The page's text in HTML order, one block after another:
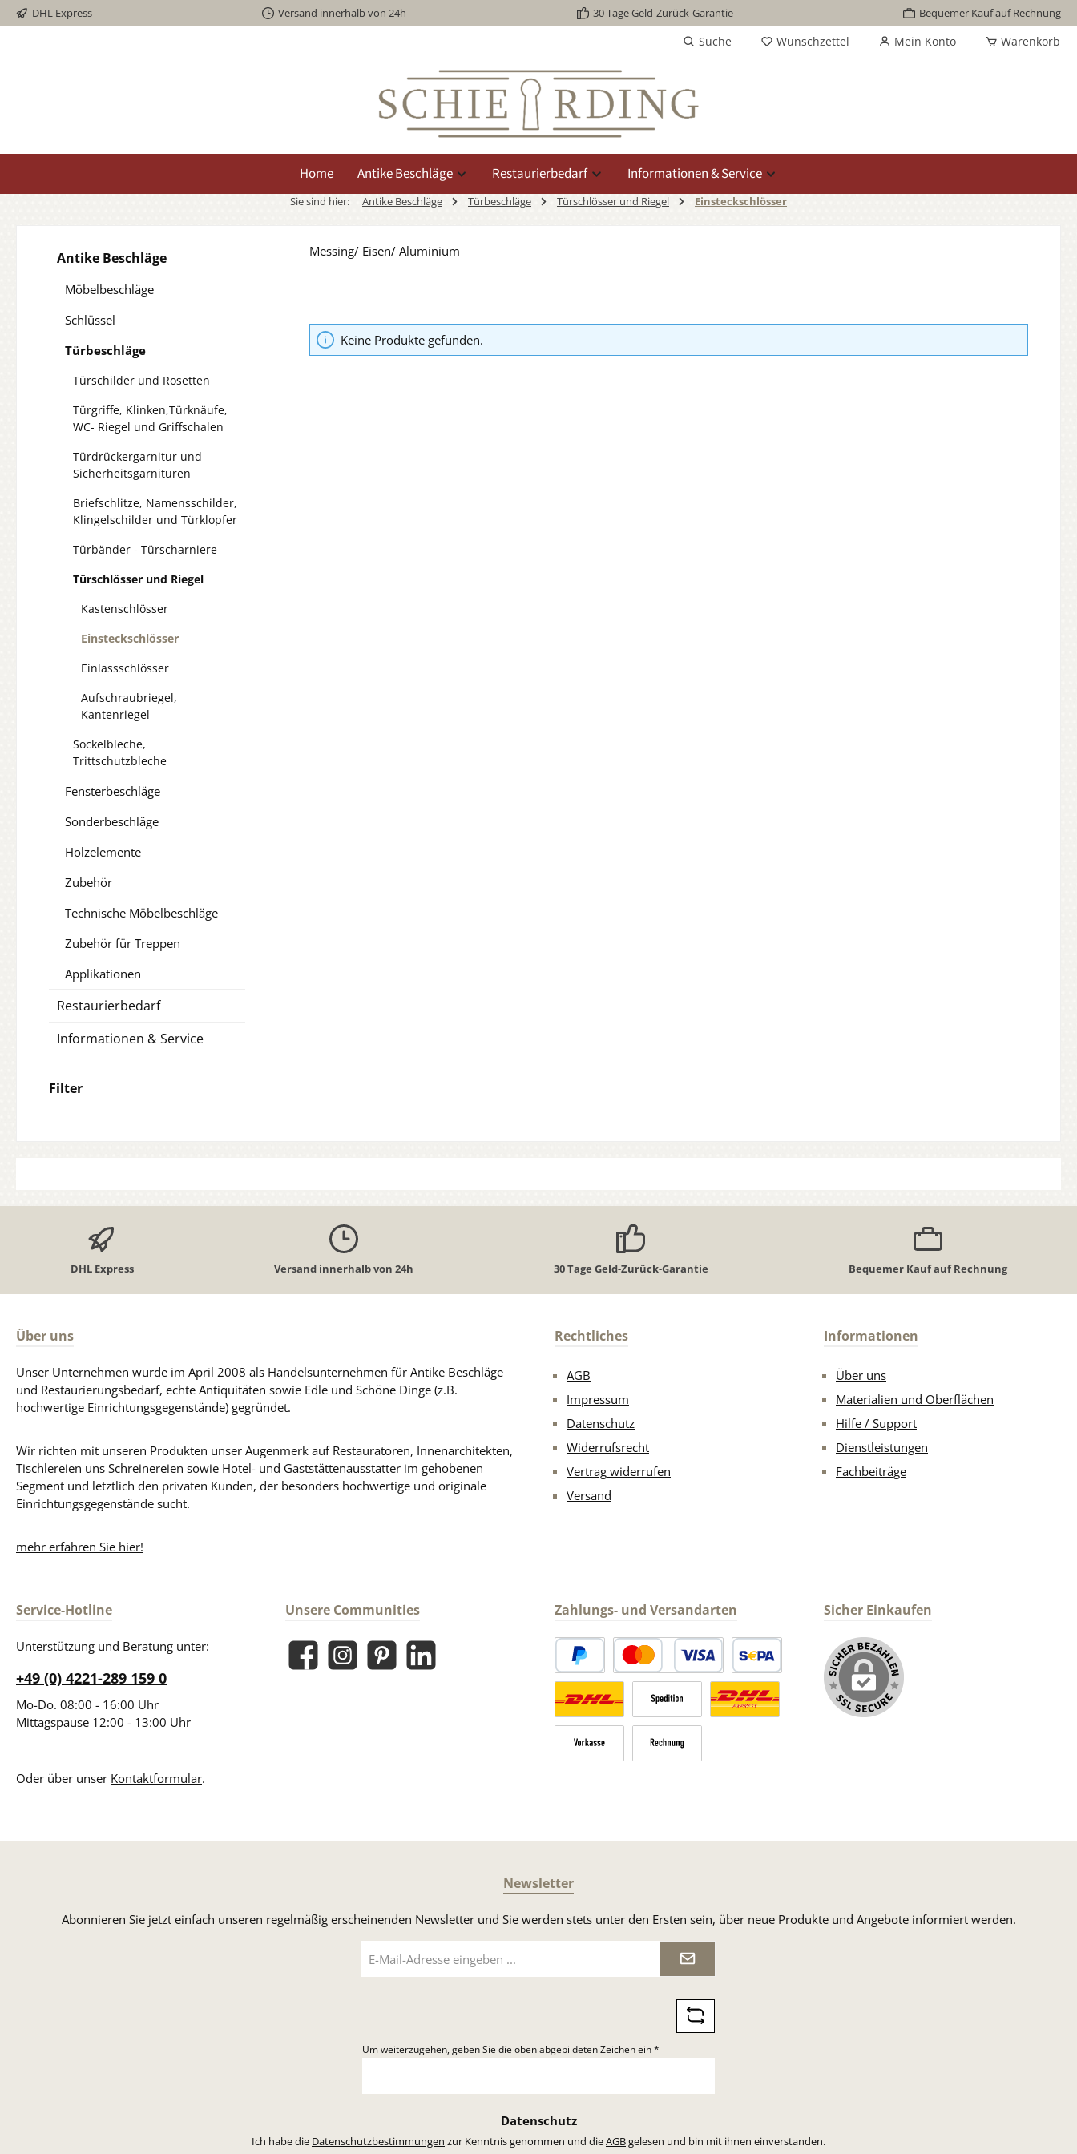
Zur Hauptnavigation springen
DHL Express Versand innerhalb von 24h 30 Tage Geld-Zurück-Garantie Bequemer Kauf auf Rechnung
Suche Wunschzettel Mein Konto Warenkorb
Home Antike Beschläge Restaurierbedarf Informationen & Service
Sie sind hier: Antike Beschläge Türbeschläge Türschlösser und Riegel Einsteckschlösser
Antike Beschläge
Möbelbeschläge
Schlüssel
Türbeschläge
Türschilder und Rosetten
Türgriffe, Klinken,Türknäufe,
WC- Riegel und Griffschalen
Türdrückergarnitur und
Sicherheitsgarnituren
Briefschlitze, Namensschilder,
Klingelschilder und Türklopfer
Türbänder - Türscharniere
Türschlösser und Riegel
Kastenschlösser
Einsteckschlösser
Einlassschlösser
Aufschraubriegel,
Kantenriegel
Sockelbleche,
Trittschutzbleche
Fensterbeschläge
Sonderbeschläge
Holzelemente
Zubehör
Technische Möbelbeschläge
Zubehör für Treppen
Applikationen
Restaurierbedarf
Informationen & Service
Filter
Messing/ Eisen/ Aluminium
Keine Produkte gefunden.
DHL Express Versand innerhalb von 24h 30 Tage Geld-Zurück-Garantie Bequemer Kauf auf Rechnung
Über uns
Unser Unternehmen wurde im April 2008 als Handelsunternehmen für Antike Beschläge
und Restaurierungsbedarf, echte Antiquitäten sowie Edle und Schöne Dinge (z.B.
hochwertige Einrichtungsgegenstände) gegründet.
Wir richten mit unseren Produkten unser Augenmerk auf Restauratoren, Innenarchitekten,
Tischlereien uns Schreinereien sowie Hotel- und Gaststättenausstatter im gehobenen
Segment und letztlich den privaten Kunden, der besonders hochwertige und originale
Einrichtungsgegenstände sucht.
mehr erfahren Sie hier!
Rechtliches
AGB
Impressum
Datenschutz
Widerrufsrecht
Vertrag widerrufen
Versand
Informationen
Über uns
Materialien und Oberflächen
Hilfe / Support
Dienstleistungen
Fachbeiträge
Service-Hotline
Unterstützung und Beratung unter:
+49 (0) 4221-289 159 0
Mo-Do. 08:00 - 16:00 Uhr
Mittagspause 12:00 - 13:00 Uhr
Oder über unser Kontaktformular.
Unsere Communities
FacebookInstagramPinterestLinkedIn
Zahlungs- und Versandarten
PayPal Kredit- oder DebitkarteSEPA Lastschrift
Versandkosten Deutschland normaler Versand Deutsche Post
Sperrgut
Sicher Einkaufen
Newsletter
Abonnieren Sie jetzt einfach unseren regelmäßig erscheinenden Newsletter und Sie werden stets unter den Ersten sein, über neue Produkte und Angebote informiert werden.
Mail-
Adresse
Um weiterzugehen, geben Sie die oben abgebildeten Zeichen ein*
Datenschutz
Ich habe die Datenschutzbestimmungen zur Kenntnis genommen und dieAGBgelesen und bin mit ihnen einverstanden.